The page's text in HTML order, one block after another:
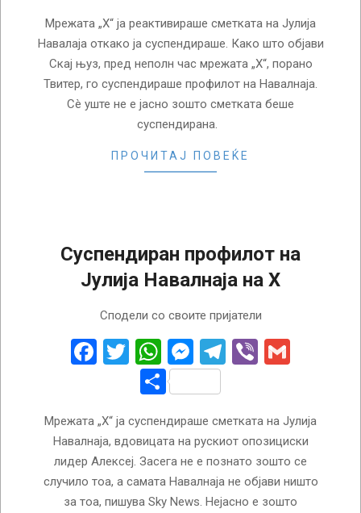
Мрежата „Х“ ја реактивираше сметката на Јулија
Навалаја откако ја суспендираше. Како што објави
Скај њуз, пред неполн час мрежата „Х“, порано
Твитер, го суспендираше профилот на Навалнаја.
Сè уште не е јасно зошто сметката беше
суспендирана.
ПРОЧИТАЈ ПОВЕЌЕ
Суспендиран профилот на
Јулија Навалнаја на X
Сподели со своите пријатели
Facebook
Twitter
WhatsApp
Messenger
Telegram
Viber
Share
Мрежата „Х“ ја суспендираше сметката на Јулија
Навалнаја, вдовицата на рускиот опозициски
лидер Алексеј. Засега не е познато зошто се
случило тоа, а самата Навалнаја не објави ништо
за тоа, пишува Sky News. Нејасно е зошто